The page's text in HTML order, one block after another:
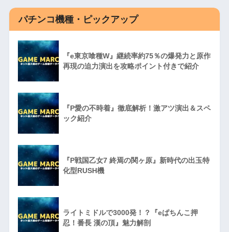
パチンコ機種・ピックアップ
『e東京喰種W』継続率約75％の爆発力と原作
再現の迫力演出を攻略ポイント付きで紹介
『P愛の不時着』徹底解析！激アツ演出＆スペ
ック紹介
『P戦国乙女7 終焉の関ヶ原』新時代の出玉特
化型RUSH機
ライトミドルで3000発！？『eぱちんこ押
忍！番長 漢の頂』魅力解剖